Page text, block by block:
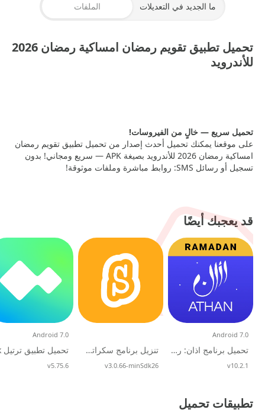
ما الجديد في التعديلات الملفات
تحميل تطبيق تقويم رمضان امساكية رمضان 2026
للأندرويد
تحميل سريع — خالٍ من الفيروسات!
على موقعنا يمكنك تحميل أحدث إصدار من تحميل تطبيق تقويم رمضان
امساكية رمضان 2026 للأندرويد بصيغة APK — سريع ومجاني! بدون
تسجيل أو رسائل SMS: روابط مباشرة وملفات موثوقة!
قد يعجبك أيضًا
تحميل برنامج اذان: رمضان كريم 2026 و القران بدون نت للهاتف
Android 7.0
v10.2.1
تنزيل برنامج سكراتش ​Scratch العربي للجوال 2026
v3.0.66-minSdk26
Android 7.0
v5.75.6
تطبيقات تحميل